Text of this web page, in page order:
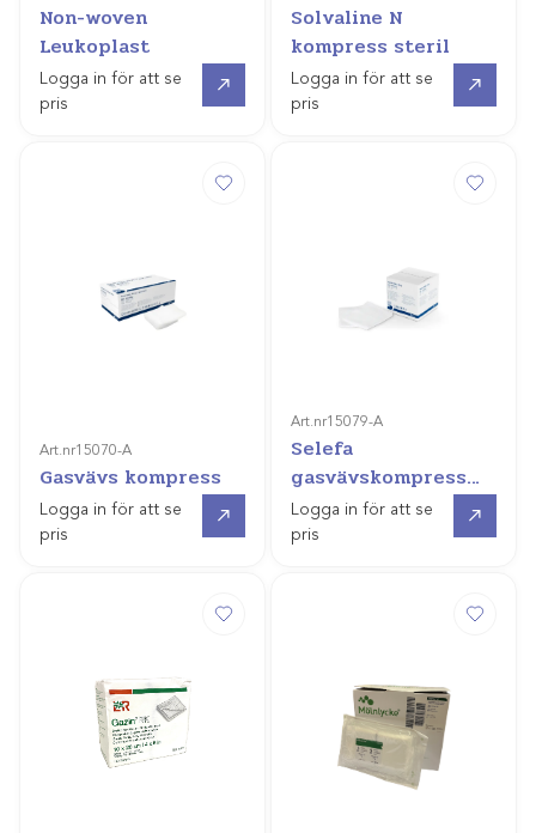
Non-woven
Leukoplast
Logga in för att se
pris
Solvaline N
kompress steril
Logga in för att se
pris
Art.nr15070-A
Gasvävs kompress
Logga in för att se
pris
Art.nr15079-A
Selefa
gasvävskompress
(mjuk förpackning)
Logga in för att se
pris